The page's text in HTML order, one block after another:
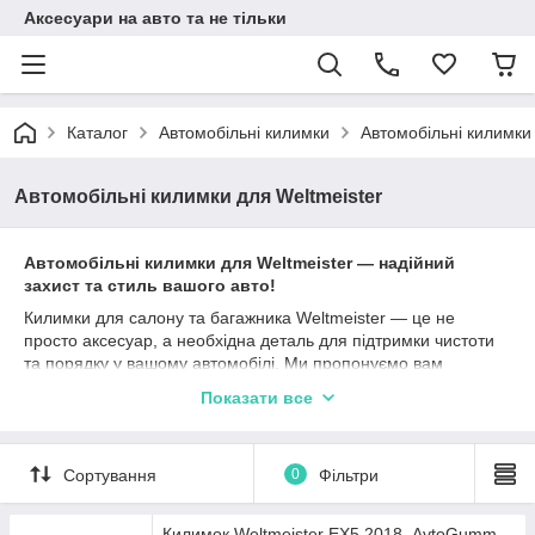
Аксесуари на авто та не тільки
Каталог Автомобільні килимки Автомобільні
Автомобільні килимки для Weltmeister
Автомобільні килимки для Weltmeister — надійний
захист та стиль вашого авто!
Килимки для салону та багажника Weltmeister — це не
просто аксесуар, а необхідна деталь для підтримки чистоти
та порядку у вашому автомобілі. Ми пропонуємо вам
Cargumm, яка гарантує високу якість та довговічність.
Кожен килимок створений з урахуванням особливостей
вашого автомобіля та максимально захищає від забруднень,
вологи та пошкоджень. Матеріали, з яких вони виготовлені —
каучук, поліуретан та гума — забезпечують відмінні
Показати все
Сортування 0 Фільтри